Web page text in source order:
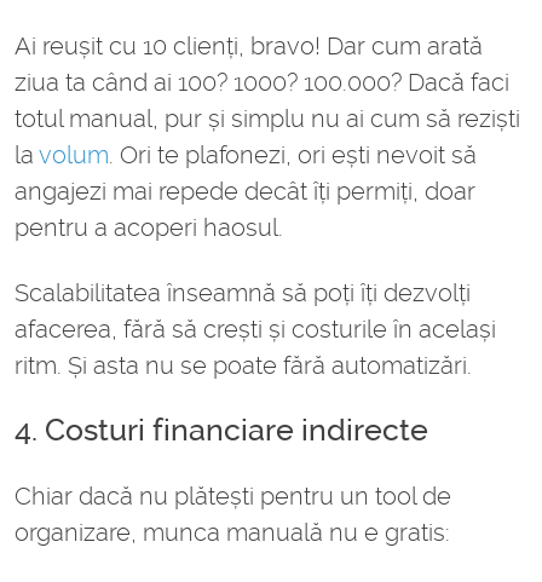
Ai reușit cu 10 clienți, bravo! Dar cum arată
ziua ta când ai 100? 1000? 100.000? Dacă faci
totul manual, pur și simplu nu ai cum să reziști
la volum. Ori te plafonezi, ori ești nevoit să
angajezi mai repede decât îți permiți, doar
pentru a acoperi haosul.
Scalabilitatea înseamnă să poți îți dezvolți
afacerea, fără să crești și costurile în același
ritm. Și asta nu se poate fără automatizări.
4. Costuri financiare indirecte
Chiar dacă nu plătești pentru un tool de
organizare, munca manuală nu e gratis: